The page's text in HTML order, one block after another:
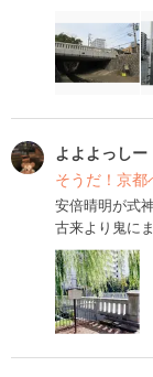
よよよっしー
そうだ！京
安倍晴明が式
古来より鬼に